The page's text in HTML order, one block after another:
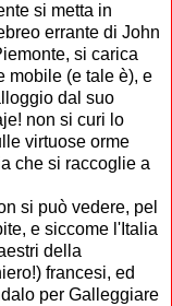
si metta in
errante di John
si carica
mobile (e tale è), e
dal suo
non si curi lo
virtuose orme
che si raccoglie a
si può vedere, pel
e siccome l'Italia
della
francesi, ed
per Galleggiare